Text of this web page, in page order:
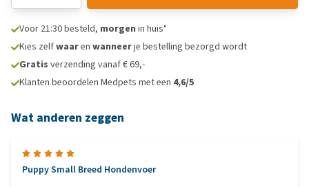
Voor 21:30 besteld, morgen in huis*
Kies zelfwaaren wanneerje bestelling bezorgd wordt
Gratis verzending vanaf € 69,-
Klanten beoordelen Medpets met een 4,6/5
Wat anderen zeggen
Puppy Small Breed Hondenvoer